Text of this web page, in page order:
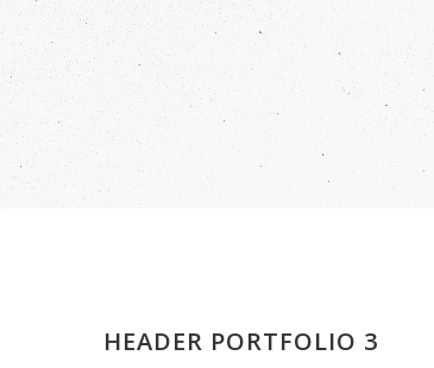
HEADER PORTFOLIO 3